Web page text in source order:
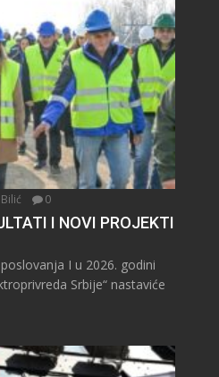
0
I NOVI PROJEKTI
I u 2026. godini
Srbije“ nastaviće